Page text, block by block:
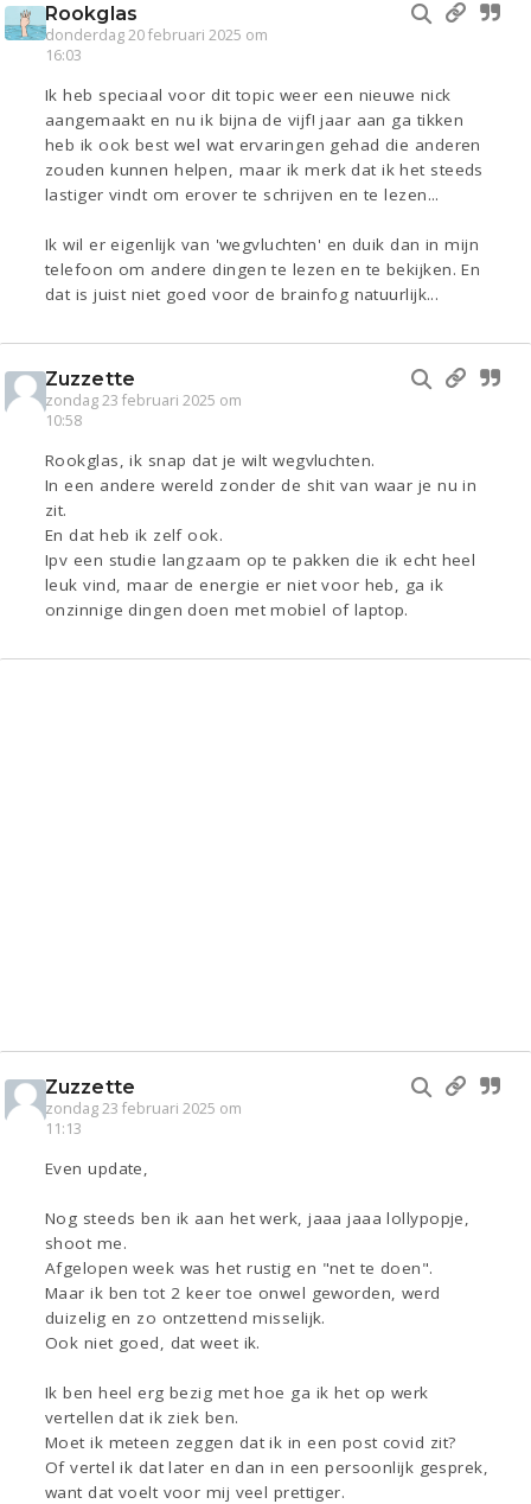
Rookglas
donderdag 20 februari 2025 om
16:03
Ik heb speciaal voor dit topic weer een nieuwe nick
aangemaakt en nu ik bijna de vijf! jaar aan ga tikken
heb ik ook best wel wat ervaringen gehad die anderen
zouden kunnen helpen, maar ik merk dat ik het steeds
lastiger vindt om erover te schrijven en te lezen...
Ik wil er eigenlijk van 'wegvluchten' en duik dan in mijn
telefoon om andere dingen te lezen en te bekijken. En
dat is juist niet goed voor de brainfog natuurlijk...
Zuzzette
zondag 23 februari 2025 om
10:58
Rookglas, ik snap dat je wilt wegvluchten.
In een andere wereld zonder de shit van waar je nu in
zit.
En dat heb ik zelf ook.
Ipv een studie langzaam op te pakken die ik echt heel
leuk vind, maar de energie er niet voor heb, ga ik
onzinnige dingen doen met mobiel of laptop.
Zuzzette
zondag 23 februari 2025 om
11:13
Even update,
Nog steeds ben ik aan het werk, jaaa jaaa lollypopje,
shoot me.
Afgelopen week was het rustig en "net te doen".
Maar ik ben tot 2 keer toe onwel geworden, werd
duizelig en zo ontzettend misselijk.
Ook niet goed, dat weet ik.
Ik ben heel erg bezig met hoe ga ik het op werk
vertellen dat ik ziek ben.
Moet ik meteen zeggen dat ik in een post covid zit?
Of vertel ik dat later en dan in een persoonlijk gesprek,
want dat voelt voor mij veel prettiger.